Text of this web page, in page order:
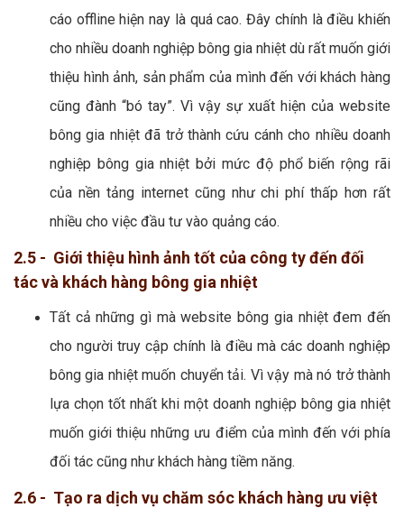
cáo offline hiện nay là quá cao. Đây chính là điều khiến
cho nhiều doanh nghiệp bông gia nhiệt dù rất muốn giới
thiệu hình ảnh, sản phẩm của mình đến với khách hàng
cũng đành “bó tay”. Vì vậy sự xuất hiện của website
bông gia nhiệt đã trở thành cứu cánh cho nhiều doanh
nghiệp bông gia nhiệt bởi mức độ phổ biến rộng rãi
của nền tảng internet cũng như chi phí thấp hơn rất
nhiều cho việc đầu tư vào quảng cáo.
2.5 - Giới thiệu hình ảnh tốt của công ty đến đối
tác và khách hàng bông gia nhiệt
Tất cả những gì mà website bông gia nhiệt đem đến
cho người truy cập chính là điều mà các doanh nghiệp
bông gia nhiệt muốn chuyển tải. Vì vậy mà nó trở thành
lựa chọn tốt nhất khi một doanh nghiệp bông gia nhiệt
muốn giới thiệu những ưu điểm của mình đến với phía
đối tác cũng như khách hàng tiềm năng.
2.6 - Tạo ra dịch vụ chăm sóc khách hàng ưu việt